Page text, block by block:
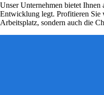
Unser Unternehmen bietet Ihnen
Entwicklung legt. Profitieren Sie
Arbeitsplatz, sondern auch die